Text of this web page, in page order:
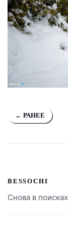
← РАНЕЕ
BESSOCHI
Снова в